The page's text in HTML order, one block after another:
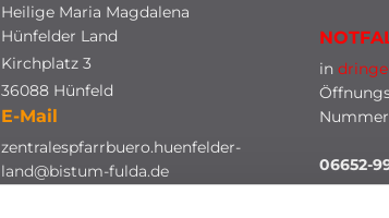
Heilige Maria Magdalena
Hünfelder Land
Kirchplatz 3
36088 Hünfeld
E-Mail
zentralespfarrbuero.huenfelder-
land@bistum-fulda.de
in
06652-